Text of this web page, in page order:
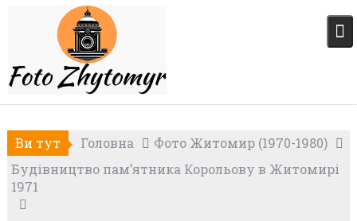
Ви тут Головна
Фото Житомир (1970-1980)
Будівництво пам’ятника Корольову в Житомирі
1971